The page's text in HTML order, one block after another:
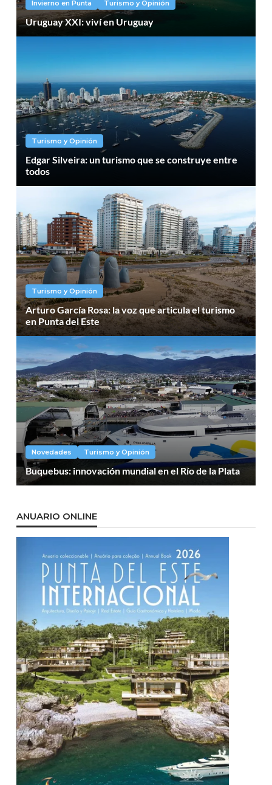
Invierno en Punta Turismo y Opinión
Uruguay XXI: viví en Uruguay
Turismo y Opinión
Edgar Silveira: un turismo que se construye entre
todos
Turismo y Opinión
Arturo García Rosa: la voz que articula el turismo
en Punta del Este
Novedades Turismo y Opinión
Buquebus: innovación mundial en el Río de la Plata
ANUARIO ONLINE